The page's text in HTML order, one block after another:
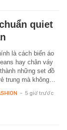
quiet
là cách biến áo
hay chân váy
những set đồ
trung mà không…
- 5 giờ trước